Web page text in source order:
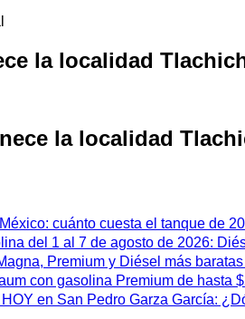
la localidad
la localidad
cuánto cuesta el tanque de
del 1 al 7 de agosto de 2026:
Premium y Diésel más
con gasolina Premium de hasta
en San Pedro Garza García: